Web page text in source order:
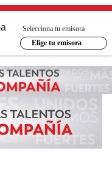
Selecciona tu emisora
Elige tu emisora